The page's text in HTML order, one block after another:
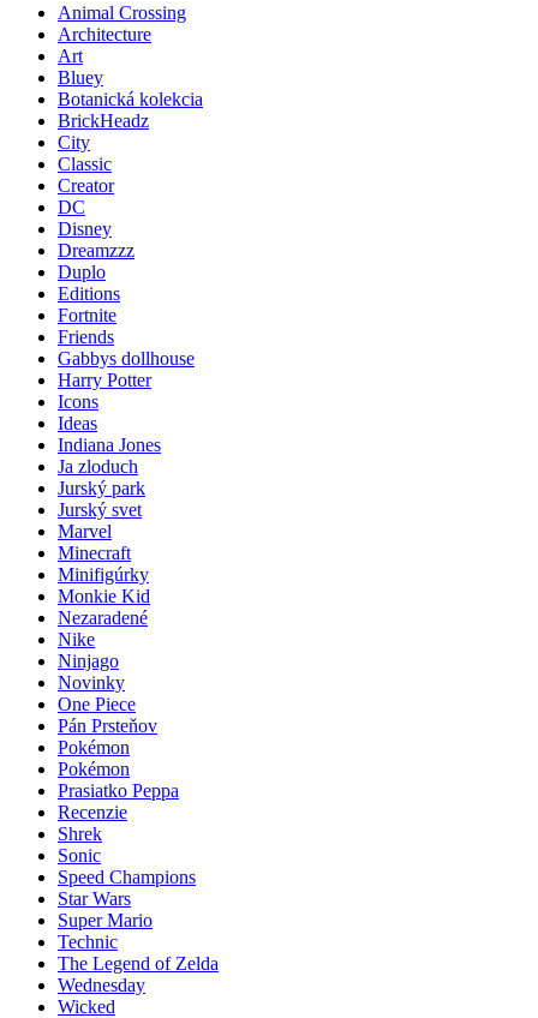
Animal Crossing
Architecture
Art
Bluey
Botanická kolekcia
BrickHeadz
City
Classic
Creator
DC
Disney
Dreamzzz
Duplo
Editions
Fortnite
Friends
Gabbys dollhouse
Harry Potter
Icons
Ideas
Indiana Jones
Ja zloduch
Jurský park
Jurský svet
Marvel
Minecraft
Minifigúrky
Monkie Kid
Nezaradené
Nike
Ninjago
Novinky
One Piece
Pán Prsteňov
Pokémon
Pokémon
Prasiatko Peppa
Recenzie
Shrek
Sonic
Speed Champions
Star Wars
Super Mario
Technic
The Legend of Zelda
Wednesday
Wicked